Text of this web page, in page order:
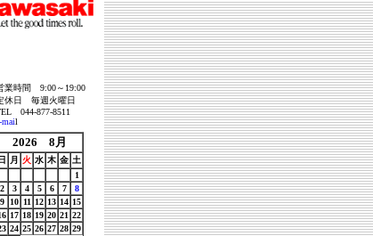
業時間 9:00～19:00
休日 毎週火曜日
044-877-8511
mail
2026 8月
日 月 火 水 木 金 土
1
2
3 4 5 6 7
8
9
10 11 12 13 14 15
17 18 19 20 21 22
24 25 26 27 28 29